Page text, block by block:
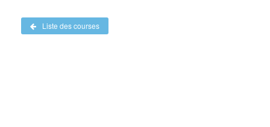
Liste des courses